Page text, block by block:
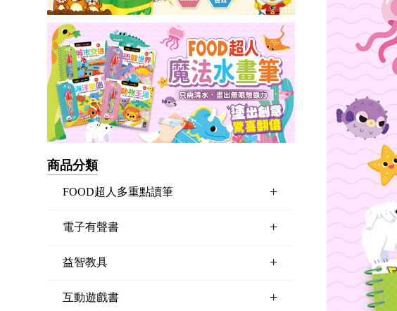
商品分類
FOOD超人多重點讀筆 +
電子有聲書 +
益智教具 +
互動遊戲書 +